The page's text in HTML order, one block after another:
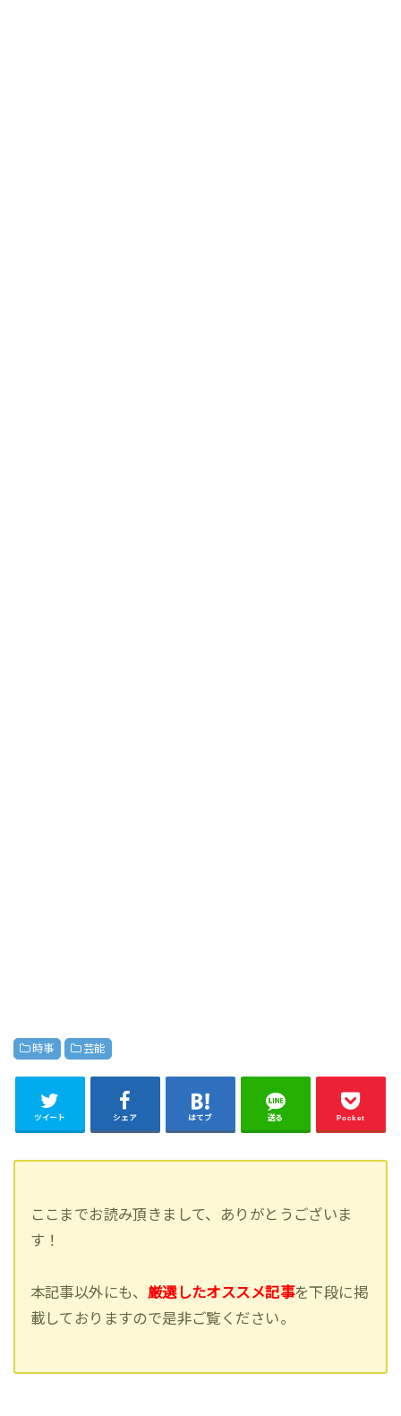
時事 芸能
ツイート シェア はてブ 送る Pocket
ここまでお読み頂きまして、ありがとうございま
す！
本記事以外にも、 厳選したオススメ記事を下段に掲
載しておりますので是非ご覧ください。